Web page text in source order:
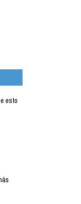
esto